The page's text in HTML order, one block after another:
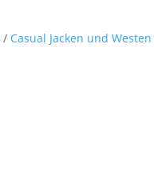
/ Casual Jacken und Westen